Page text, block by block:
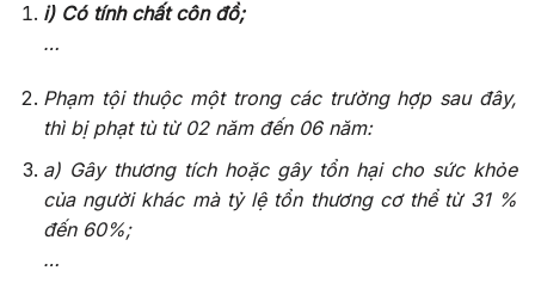
i) Có tính chất côn đồ;
…
Phạm tội thuộc một trong các trường hợp sau đây,
thì bị phạt tù từ 02 năm đến 06 năm:
a) Gây thương tích hoặc gây tổn hại cho sức khỏe
của người khác mà tỷ lệ tổn thương cơ thể từ 31 %
đến 60%;
…